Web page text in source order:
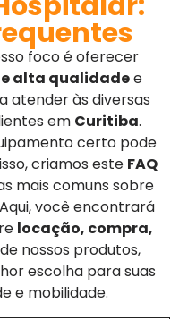
foco é oferecer
alta qualidadee
atender às diversas
em Curitiba.
certo pode
criamos este FAQ
mais comuns sobre
você encontrará
locação, compra,
de nossos produtos,
escolha para suas
e mobilidade.